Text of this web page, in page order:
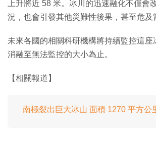
上升將近 58 米。冰川的迅速融化不僅會
況，也會引發其他災難性後果，甚至危及
未來各國的相關科研機構將持續監控這座
消融至無法監控的大小為止。
【相關報道】
南極裂出巨大冰山 面積 1270 平方公